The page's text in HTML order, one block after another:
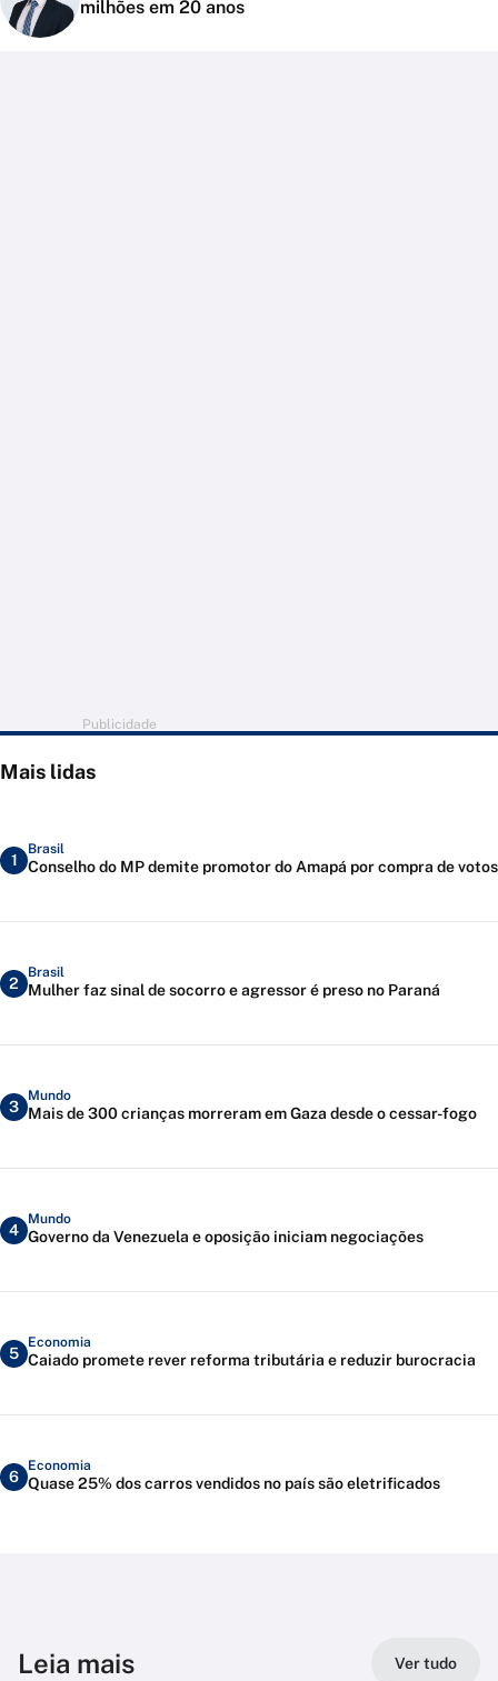
milhões em 20 anos
Publicidade
Mais lidas
1
Brasil
Conselho do MP demite promotor do Amapá por compra de votos
2
Brasil
Mulher faz sinal de socorro e agressor é preso no Paraná
3
Mundo
Mais de 300 crianças morreram em Gaza desde o cessar-fogo
4
Mundo
Governo da Venezuela e oposição iniciam negociações
5
Economia
Caiado promete rever reforma tributária e reduzir burocracia
6
Economia
Quase 25% dos carros vendidos no país são eletrificados
Leia mais Ver tudo